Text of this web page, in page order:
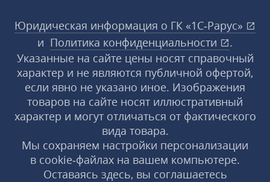
Юридическая информация о ГК «1С‑Рарус»
и Политика конфиденциальности
.
Указанные на сайте цены носят справочный
характер и не являются публичной офертой,
если явно не указано иное. Изображения
товаров на сайте носят иллюстративный
характер и могут отличаться от фактического
вида товара.
Мы сохраняем настройки персонализации
в cookie‑файлах на вашем компьютере.
Оставаясь здесь, вы соглашаетесь